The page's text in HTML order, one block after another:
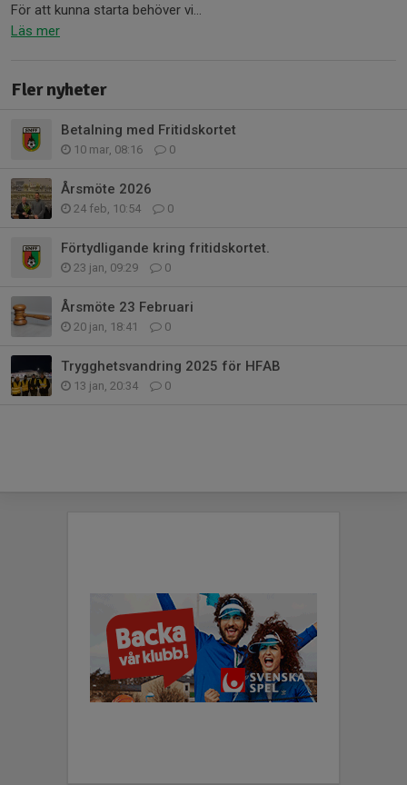
För att kunna starta behöver vi...
Läs mer
Fler nyheter
Betalning med Fritidskortet
10 mar, 08:16 0
Årsmöte 2026
24 feb, 10:54 0
Förtydligande kring fritidskortet.
23 jan, 09:29 0
Årsmöte 23 Februari
20 jan, 18:41 0
Trygghetsvandring 2025 för HFAB
13 jan, 20:34 0